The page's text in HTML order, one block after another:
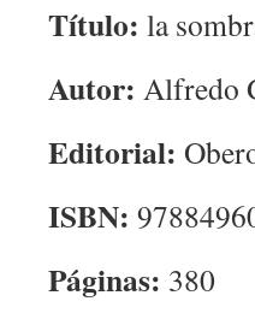
Título: la
Autor: Alfredo
Editorial:
ISBN:
Páginas: 380